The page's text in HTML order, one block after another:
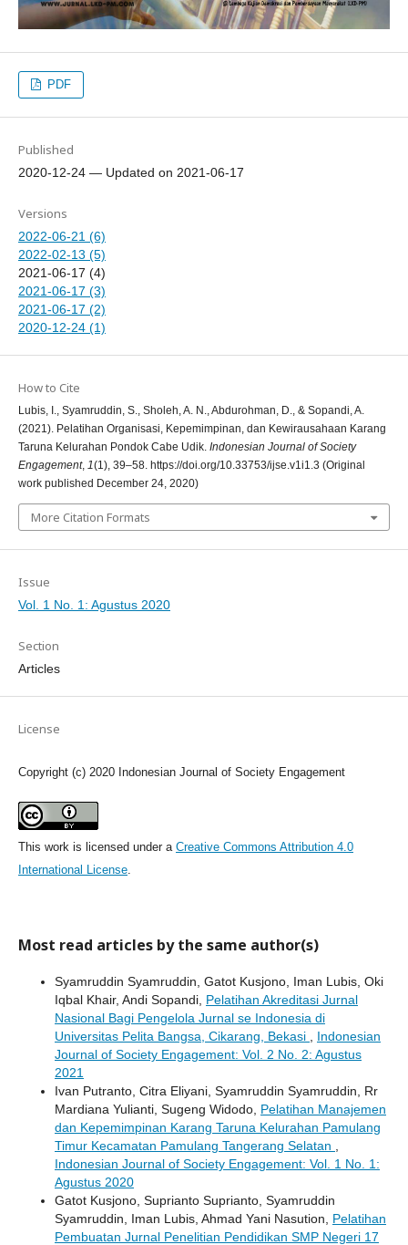
PDF
Published
2020-12-24 — Updated on 2021-06-17
Versions
2022-06-21 (6)
2022-02-13 (5)
2021-06-17 (4)
2021-06-17 (3)
2021-06-17 (2)
2020-12-24 (1)
How to Cite
Lubis, I., Syamruddin, S., Sholeh, A. N., Abdurohman, D., & Sopandi, A.
(2021). Pelatihan Organisasi, Kepemimpinan, dan Kewirausahaan Karang
Taruna Kelurahan Pondok Cabe Udik. Indonesian Journal of Society
Engagement, 1(1), 39–58. https://doi.org/10.33753/ijse.v1i1.3 (Original
work published December 24, 2020)
More Citation Formats
Issue
Vol. 1 No. 1: Agustus 2020
Section
Articles
License
Copyright (c) 2020 Indonesian Journal of Society Engagement
This work is licensed under a Creative Commons Attribution 4.0
International License
Most read articles by the same author(s)
Syamruddin Syamruddin, Gatot Kusjono, Iman Lubis, Oki
Iqbal Khair, Andi Sopandi, Pelatihan Akreditasi Jurnal
Nasional Bagi Pengelola Jurnal se Indonesia di
Universitas Pelita Bangsa, Cikarang, Bekasi
Indonesian
Journal of Society Engagement: Vol. 2 No. 2: Agustus
2021
Ivan Putranto, Citra Eliyani, Syamruddin Syamruddin, Rr
Mardiana Yulianti, Sugeng Widodo, Pelatihan Manajemen
dan Kepemimpinan Karang Taruna Kelurahan Pamulang
Timur Kecamatan Pamulang Tangerang Selatan
Indonesian Journal of Society Engagement: Vol. 1 No. 1:
Agustus 2020
Gatot Kusjono, Suprianto Suprianto, Syamruddin
Syamruddin, Iman Lubis, Ahmad Yani Nasution, Pelatihan
Pembuatan Jurnal Penelitian Pendidikan SMP Negeri 17